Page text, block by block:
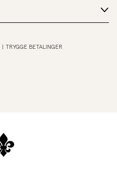
TRYGGE BETALINGER